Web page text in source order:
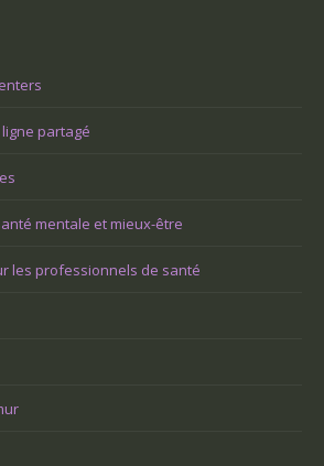
partagé
mentale et mieux-être
les professionnels de santé